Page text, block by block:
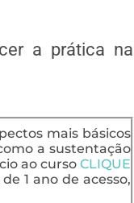
a prática na
mais básicos
a sustentação
ao curso CLIQUE
1 ano de acesso,